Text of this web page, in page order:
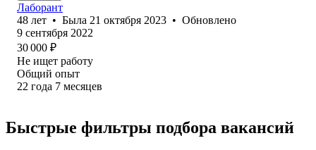
Лаборант
48 лет • Была 21 октября 2023 • Обновлено
9 сентября 2022
30 000 ₽
Не ищет работу
Общий опыт
22 года 7 месяцев
Быстрые фильтры подбора вакансий